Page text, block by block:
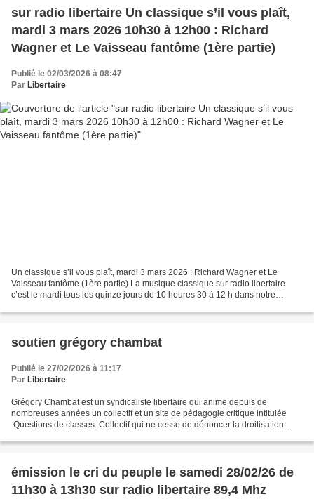
sur radio libertaire Un classique s’il vous plaît,
mardi 3 mars 2026 10h30 à 12h00 : Richard
Wagner et Le Vaisseau fantôme (1ère partie)
Publié le 02/03/2026 à 08:47
Par Libertaire
Un classique s’il vous plaît, mardi 3 mars 2026 : Richard Wagner et Le
Vaisseau fantôme (1ère partie) La musique classique sur radio libertaire
c’est le mardi tous les quinze jours de 10 heures 30 à 12 h dans notre
soutien grégory chambat
Publié le 27/02/2026 à 11:17
Par Libertaire
Grégory Chambat est un syndicaliste libertaire qui anime depuis de
nombreuses années un collectif et un site de pédagogie critique intitulée
:Questions de classes. Collectif qui ne cesse de dénoncer la droitisation
émission le cri du peuple le samedi 28/02/26 de
11h30 à 13h30 sur radio libertaire 89,4 Mhz